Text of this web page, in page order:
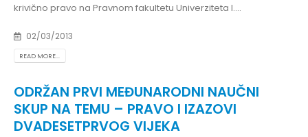
krivično pravo na Pravnom fakultetu Univerziteta I....
02/03/2013
READ MORE...
ODRŽAN PRVI MEĐUNARODNI NAUČNI
SKUP NA TEMU – PRAVO I IZAZOVI
DVADESETPRVOG VIJEKA